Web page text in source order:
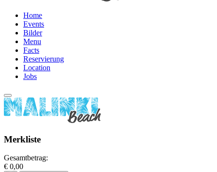
Home
Events
Bilder
Menu
Facts
Reservierung
Location
Jobs
Merkliste
Gesamtbetrag:
€ 0,00